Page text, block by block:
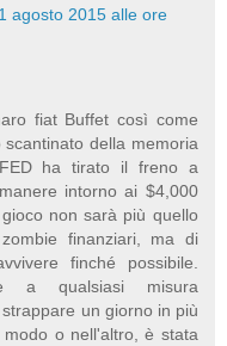
agosto 2015 alle ore
fiat Buffet così come
della memoria
ha tirato il freno a
intorno ai $4,000
non sarà più quello
finanziari, ma di
finché possibile.
a qualsiasi misura
un giorno in più
o nell'altro, è stata